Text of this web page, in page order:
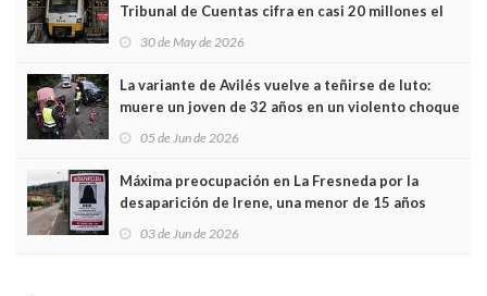
Tribunal de Cuentas cifra en casi 20 millones el
sobrecoste de los trenes que no cabían por los
30 de May de 2026
La variante de Avilés vuelve a teñirse de luto:
muere un joven de 32 años en un violento choque
frontal
05 de Jun de 2026
Máxima preocupación en La Fresneda por la
desaparición de Irene, una menor de 15 años
03 de Jun de 2026